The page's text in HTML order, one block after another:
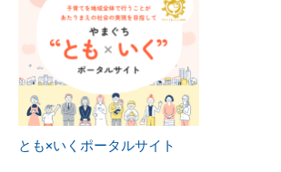
とも×いくポータルサイト